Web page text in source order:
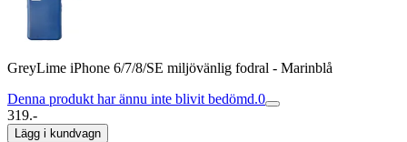
GreyLime iPhone 6/7/8/SE miljövänlig fodral - Marinblå
Denna produkt har ännu inte blivit bedömd.0
319.-
Lägg i kundvagn